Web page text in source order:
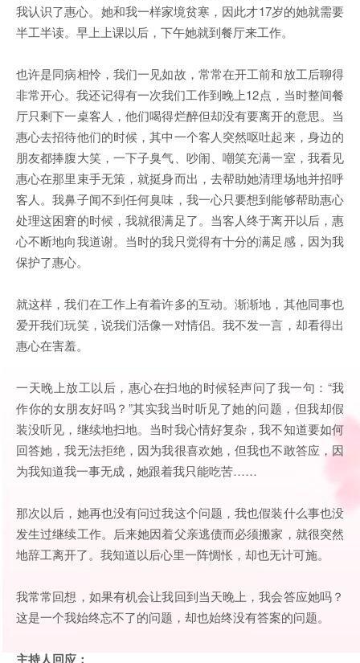
我认识了惠心。她和我一样家境贫寒，因此才17岁的她就需要
半工半读。早上上课以后，下午她就到餐厅来工作。
也许是同病相怜，我们一见如故，常常在开工前和放工后聊得
非常开心。我还记得有一次我们工作到晚上12点，当时整间餐
厅只剩下一桌客人，他们喝得烂醉但却没有要离开的意思。当
惠心去招待他们的时候，其中一个客人突然呕吐起来，身边的
朋友都捧腹大笑，一下子臭气、吵闹、嘲笑充满一室，我看见
惠心在那里束手无策，就挺身而出，去帮助她清理场地并招呼
客人。我鼻子闻不到任何臭味，我一心只要想到能够帮助惠心
处理这困窘的时候，我就很满足了。当客人终于离开以后，惠
心不断地向我道谢。当时的我只觉得有十分的满足感，因为我
保护了惠心。
就这样，我们在工作上有着许多的互动。渐渐地，其他同事也
爱开我们玩笑，说我们活像一对情侣。我不发一言，却看得出
惠心在害羞。
一天晚上放工以后，惠心在扫地的时候轻声问了我一句：“我
作你的女朋友好吗？”其实我当时听见了她的问题，但我却假
装没听见，继续地扫地。当时我心情好复杂，我不知道要如何
回答她，我无法拒绝，因为我很喜欢她，但我也不敢答应，因
为我知道我一事无成，她跟着我只能吃苦……
那次以后，她再也没有问过我这个问题，我也假装什么事也没
发生过继续工作。后来她因着父亲逃债而必须搬家，就很突然
地辞工离开了。我知道以后心里一阵惆怅，却也无计可施。
我常常回想，如果有机会让我回到当天晚上，我会答应她吗？
这是一个我始终忘不了的问题，却也始终没有答案的问题。
主持人回应：